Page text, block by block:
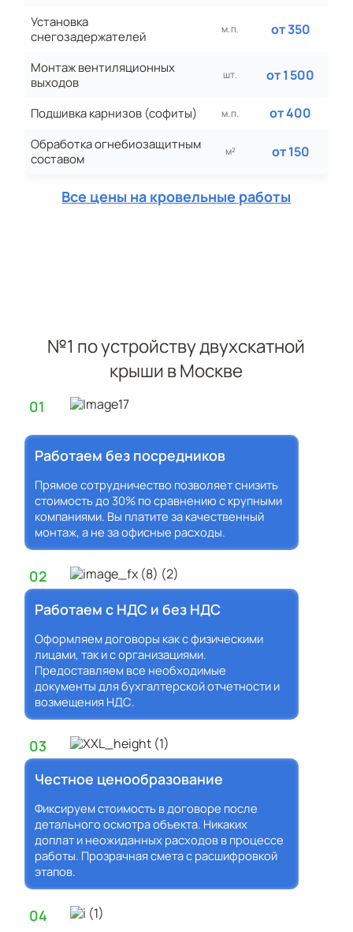
Установка
снегозадержателей
м. п. от 350
Монтаж вентиляционных
выходов
шт. от 1 500
Подшивка карнизов (софиты) м. п. от 400
Обработка огнебиозащитным
составом
м² от 150
Все цены на кровельные работы
№1 по устройству двухскатной
крыши в Москве
01
Работаем без посредников
Прямое сотрудничество позволяет снизить
стоимость до 30% по сравнению с крупными
компаниями. Вы платите за качественный
монтаж, а не за офисные расходы.
02
Работаем с НДС и без НДС
Оформляем договоры как с физическими
лицами, так и с организациями.
Предоставляем все необходимые
документы для бухгалтерской отчетности и
возмещения НДС.
03
Честное ценообразование
Фиксируем стоимость в договоре после
детального осмотра объекта. Никаких
доплат и неожиданных расходов в процессе
работы. Прозрачная смета с расшифровкой
этапов.
04